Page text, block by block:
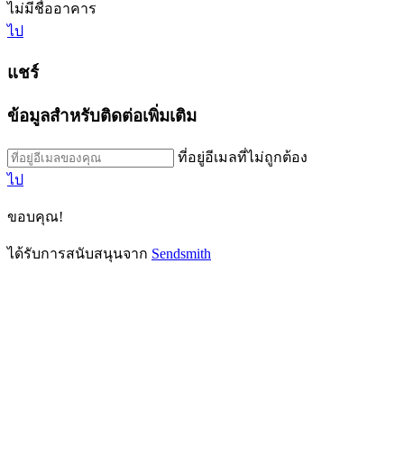
ไม่มีชื่ออาคาร
ไป
แชร์
ข้อมูลสำหรับติดต่อเพิ่มเติม
ที่อยู่อีเมลที่ไม่ถูกต้อง
ไป
ขอบคุณ!
ได้รับการสนับสนุนจาก Sendsmith